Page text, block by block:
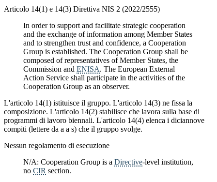
Articolo 14(1) e 14(3) Direttiva NIS 2 (2022/2555)
In order to support and facilitate strategic cooperation
and the exchange of information among Member States
and to strengthen trust and confidence, a Cooperation
Group is established. The Cooperation Group shall be
composed of representatives of Member States, the
Commission and ENISA. The European External
Action Service shall participate in the activities of the
Cooperation Group as an observer.
L'articolo 14(1) istituisce il gruppo. L'articolo 14(3) ne fissa la
composizione. L'articolo 14(2) stabilisce che lavora sulla base di
programmi di lavoro biennali. L'articolo 14(4) elenca i diciannove
compiti (lettere da a a s) che il gruppo svolge.
Nessun regolamento di esecuzione
N/A: Cooperation Group is a Directive-level institution,
no CIR section.